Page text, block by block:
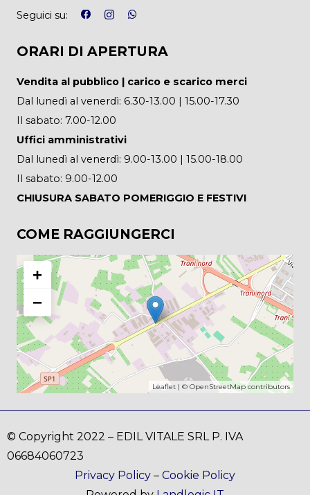
Seguici su:
ORARI DI APERTURA
Vendita al pubblico | carico e scarico merci
Dal lunedì al venerdì: 6.30-13.00 | 15.00-17.30
Il sabato: 7.00-12.00
Uffici amministrativi
Dal lunedì al venerdì: 9.00-13.00 | 15.00-18.00
Il sabato: 9.00-12.00
CHIUSURA SABATO POMERIGGIO E FESTIVI
COME RAGGIUNGERCI
+
−
Leaflet | © OpenStreetMapcontributors
© Copyright 2022 – EDIL VITALE SRL P. IVA
06684060723
Privacy Policy – Cookie Policy